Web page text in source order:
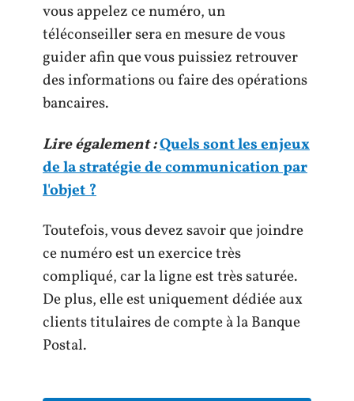
vous appelez ce numéro, un
téléconseiller sera en mesure de vous
guider afin que vous puissiez retrouver
des informations ou faire des opérations
bancaires.
Lire également :Quels sont les enjeux
de la stratégie de communication par
l'objet ?
Toutefois, vous devez savoir que joindre
ce numéro est un exercice très
compliqué, car la ligne est très saturée.
De plus, elle est uniquement dédiée aux
clients titulaires de compte à la Banque
Postal.